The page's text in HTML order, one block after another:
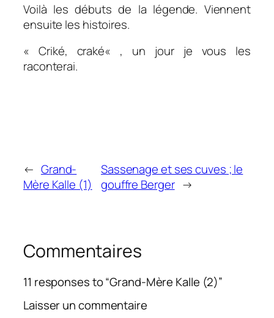
Voilà les débuts de la légende. Viennent
ensuite les histoires.
«Criké, craké« , un jour je vous les
raconterai.
← Grand-
Mère Kalle (1)
Sassenage et ses cuves ; le
gouffre Berger →
Commentaires
11 responses to “Grand-Mère Kalle (2)”
Laisser un commentaire